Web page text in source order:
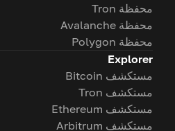
محفظة Tron
محفظة Avalanche
محفظة Polygon
Explorer
مستكشف Bitcoin
مستكشف Tron
مستكشف Ethereum
مستكشف Arbitrum